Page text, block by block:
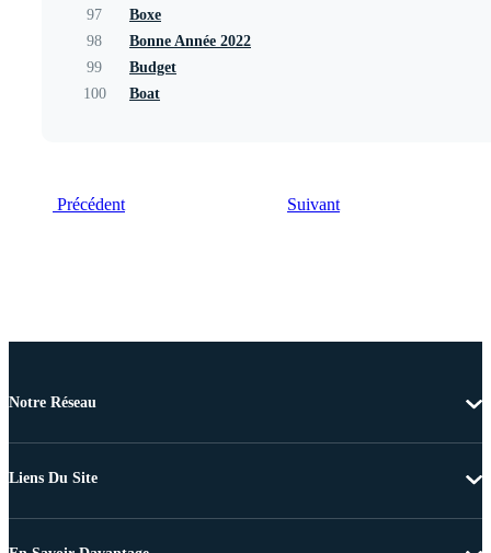
97
Boxe
98
Bonne Année 2022
99
Budget
100
Boat
Précédent Suivant
Notre Réseau
Liens Du Site